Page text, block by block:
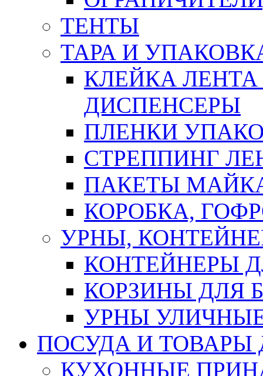
ТЕНТЫ
ТАРА И
КЛЕЙКА
ДИСПЕНСЕРЫ
ПЛЕНКИ
СТРЕППИНГ
ПАКЕТЫ
КОРОБКА,
УРНЫ,
КОНТЕЙНЕРЫ
КОРЗИНЫ ДЛЯ
УРНЫ
ПОСУДА И ТОВАРЫ
КУХОННЫЕ